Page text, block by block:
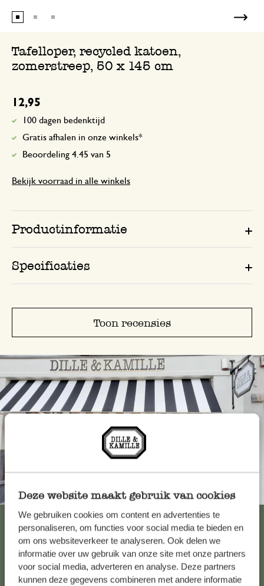
Deze website maakt gebruik van cookies
We gebruiken cookies om content en advertenties te
personaliseren, om functies voor social media te bieden en
om ons websiteverkeer te analyseren. Ook delen we
informatie over uw gebruik van onze site met onze partners
voor social media, adverteren en analyse. Deze partners
kunnen deze gegevens combineren met andere informatie
Tafelloper, recycled katoen,
zomerstreep, 50 x 145 cm
12,95
100 dagen bedenktijd
Gratis afhalen in onze winkels*
Beoordeling 4.45 van 5
Bekijk voorraad in alle winkels
Productinformatie
Specificaties
Toon recensies
Altijd in de buurt
Bekijk alle 62 winkels
Klantenservice